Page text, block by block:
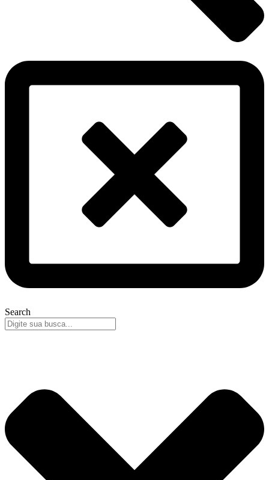
Search